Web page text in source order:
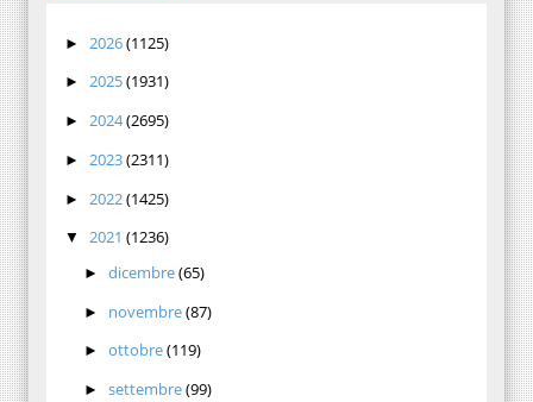
► 2026(1125)
► 2025(1931)
► 2024(2695)
► 2023(2311)
► 2022(1425)
▼ 2021 (1236)
► dicembre(65)
► novembre(87)
► ottobre(119)
► settembre(99)